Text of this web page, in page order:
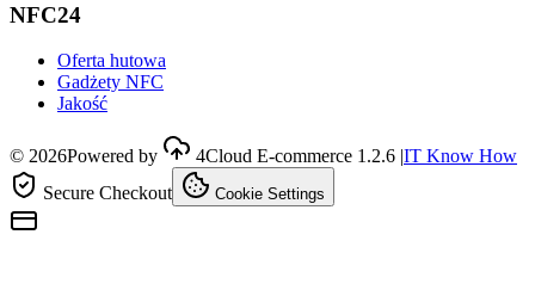
NFC24
Oferta hutowa
Gadżety NFC
Jakość
© 2026Powered by 4Cloud E-commerce 1.2.6 |IT Know How
Secure Checkout
Cookie Settings